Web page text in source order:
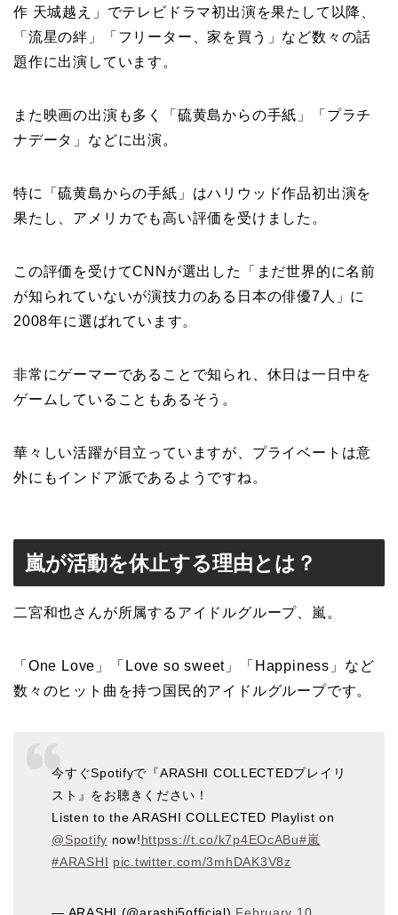
作 天城越え」でテレビドラマ初出演を果たして以降、
「流星の絆」「フリーター、家を買う」など数々の話
題作に出演しています。
また映画の出演も多く「硫黄島からの手紙」「プラチ
ナデータ」などに出演。
特に「硫黄島からの手紙」はハリウッド作品初出演を
果たし、アメリカでも高い評価を受けました。
この評価を受けてCNNが選出した「まだ世界的に名前
が知られていないが演技力のある日本の俳優7人」に
2008年に選ばれています。
非常にゲーマーであることで知られ、休日は一日中を
ゲームしていることもあるそう。
華々しい活躍が目立っていますが、プライベートは意
外にもインドア派であるようですね。
嵐が活動を休止する理由とは？
二宮和也さんが所属するアイドルグループ、嵐。
「One Love」「Love so sweet」「Happiness」など
数々のヒット曲を持つ国民的アイドルグループです。
今すぐSpotifyで『ARASHI COLLECTEDプレイリ
スト』をお聴きください！
Listen to the ARASHI COLLECTED Playlist on
@Spotify now!httpss://t.co/k7p4EOcABu#嵐
#ARASHI pic.twitter.com/3mhDAK3V8z